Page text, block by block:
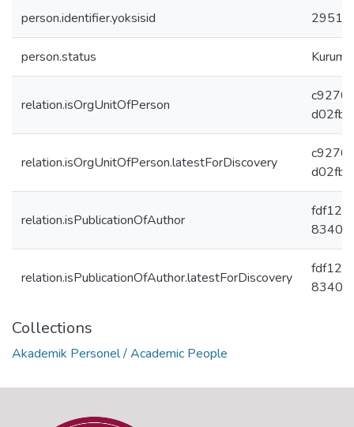
person.identifier.yoksisid
person.status
relation.isOrgUnitOfPerson
relation.isOrgUnitOfPerson.latestForDiscovery
relation.isPublicationOfAuthor
relation.isPublicationOfAuthor.latestForDiscovery
Collections
Akademik Personel / Academic People